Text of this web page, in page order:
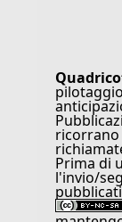
ricorrano
Prima di
l'invio/